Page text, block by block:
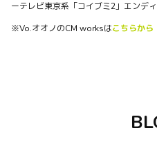
0 0 0
ーテレビ東京系「コイブミ2」エンデ
※Vo.オオノのCM worksはこちらから